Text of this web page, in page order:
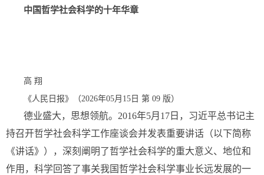
中国哲学社会科学的十年华章
高 翔
《人民日报》（2026年05月15日 第 09 版）
德业盛大，思想领航。2016年5月17日，习近平总书记主
持召开哲学社会科学工作座谈会并发表重要讲话（以下简称
《讲话》），深刻阐明了哲学社会科学的重大意义、地位和
作用，科学回答了事关我国哲学社会科学事业长远发展的一